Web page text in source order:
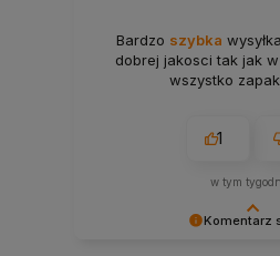
Komentarz
Bardzo szybka
dobrej jakosci tak jak
wszystko
1
w tym